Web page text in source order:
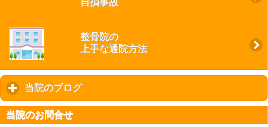
自損事故
整骨院の
上手な通院方法
当院のブログclick to expand contents
当院のお問合せ